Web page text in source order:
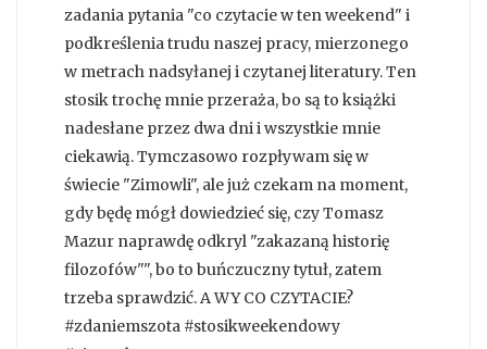
zadania pytania "co czytacie w ten weekend" i
podkreślenia trudu naszej pracy, mierzonego
w metrach nadsyłanej i czytanej literatury. Ten
stosik trochę mnie przeraża, bo są to książki
nadesłane przez dwa dni i wszystkie mnie
ciekawią. Tymczasowo rozpływam się w
świecie "Zimowli", ale już czekam na moment,
gdy będę mógł dowiedzieć się, czy Tomasz
Mazur naprawdę odkryl "zakazaną historię
filozofów"", bo to buńczuczny tytuł, zatem
trzeba sprawdzić. A WY CO CZYTACIE?
#zdaniemszota #stosikweekendowy